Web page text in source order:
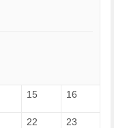
15 16
22 23